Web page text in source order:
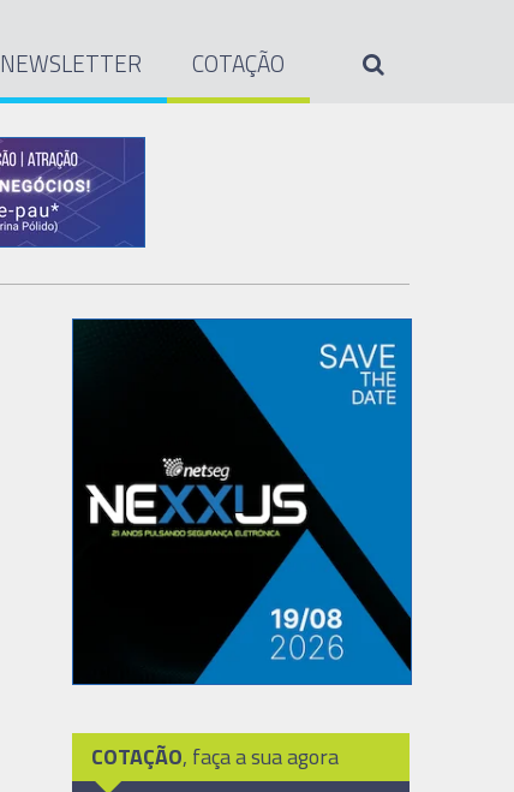
NEWSLETTER COTAÇÃO
COTAÇÃO, faça a sua agora